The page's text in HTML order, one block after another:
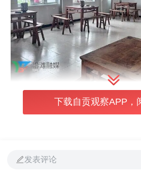
改造前，九洪乡敬老院已运
需求。
下载自贡观察APP，
发表评论